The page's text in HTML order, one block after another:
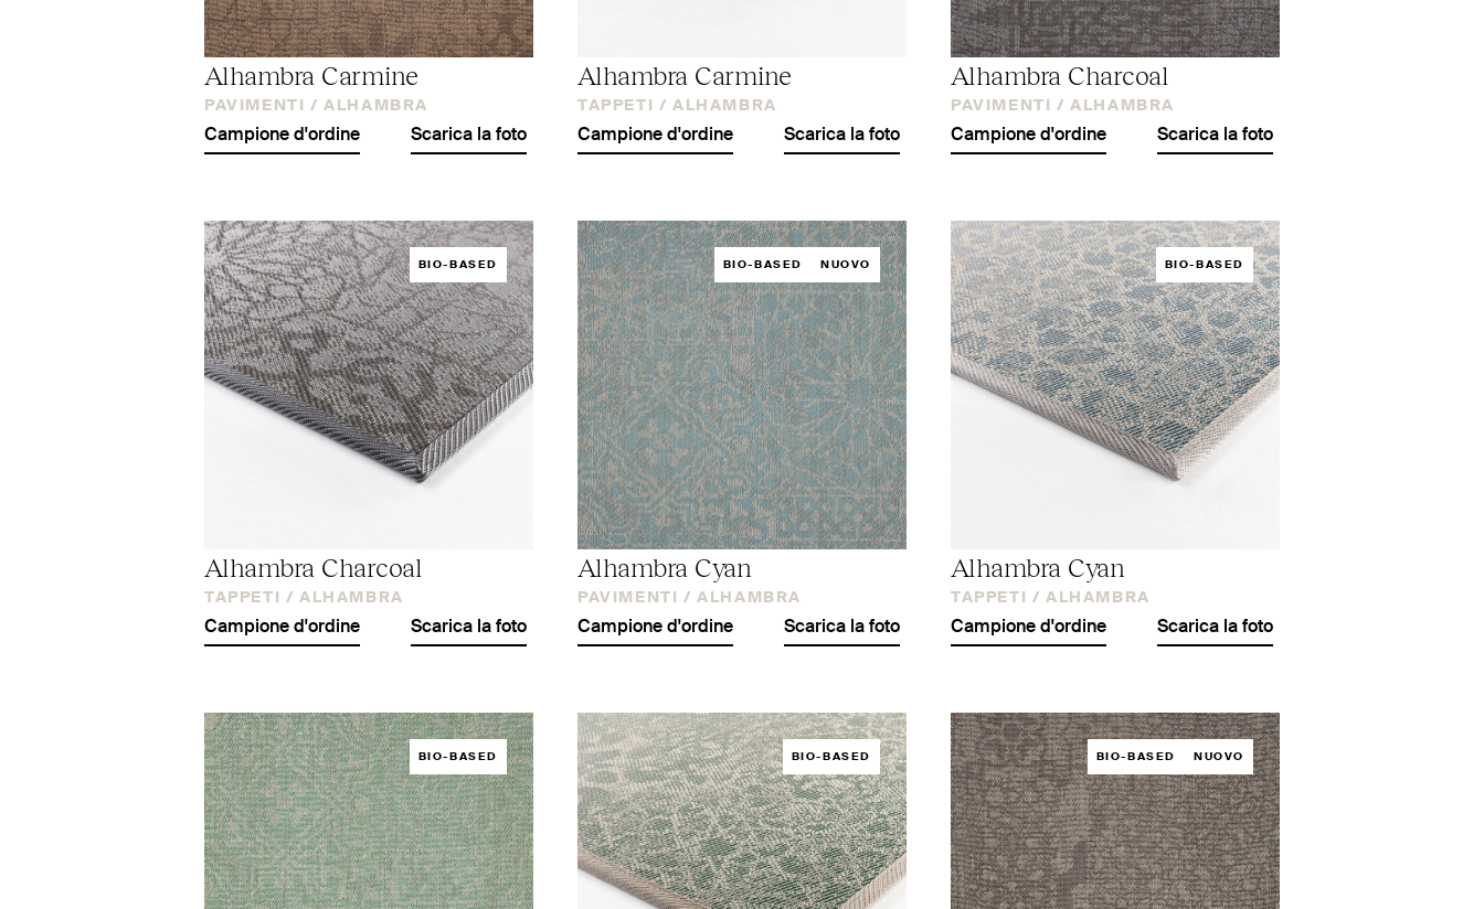
Alhambra Carmine
PAVIMENTI / ALHAMBRA
Campione d'ordine Scarica la foto
Alhambra Carmine
TAPPETI / ALHAMBRA
Campione d'ordine Scarica la foto
Alhambra Charcoal
PAVIMENTI / ALHAMBRA
Campione d'ordine Scarica la foto
BIO-BASED
Alhambra Charcoal
TAPPETI / ALHAMBRA
Campione d'ordine Scarica la foto
BIO-BASED NUOVO
Alhambra Cyan
PAVIMENTI / ALHAMBRA
Campione d'ordine Scarica la foto
BIO-BASED
Alhambra Cyan
TAPPETI / ALHAMBRA
Campione d'ordine Scarica la foto
BIO-BASED BIO-BASED BIO-BASED NUOVO